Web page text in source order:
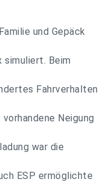
und Gepäck
simuliert. Beim
Fahrverhalten
Neigung
war die
ESP ermöglichte